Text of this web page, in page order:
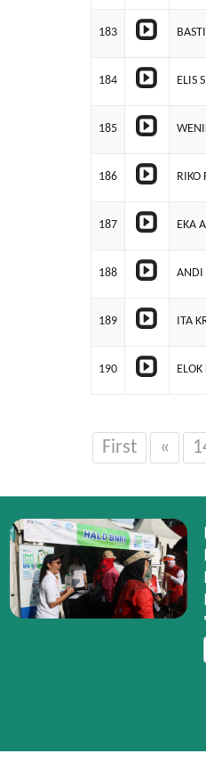
183
184 ELIS
185
186 RIKO
187 EKA
188 ANDI
189 ITA
190
First «